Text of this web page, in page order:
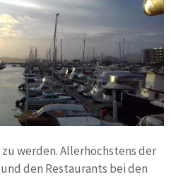
werden. Allerhöchstens der
den Restaurants bei den